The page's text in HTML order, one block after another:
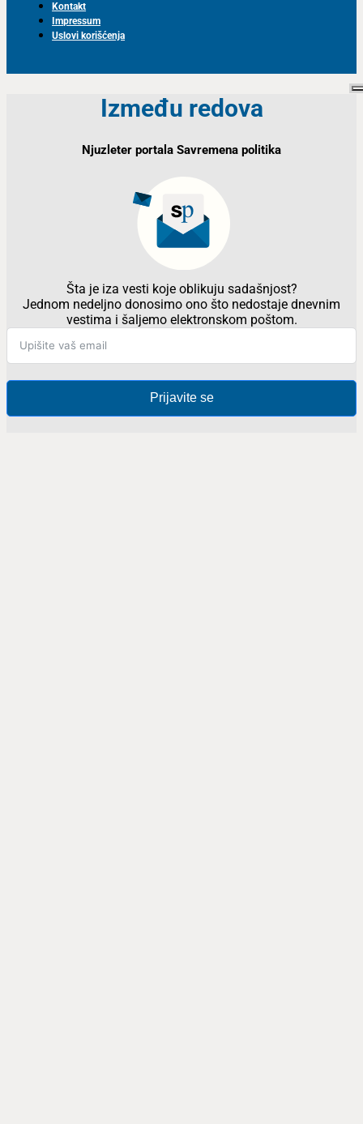
Kontakt
Impressum
Uslovi korišćenja
Između redova
Njuzleter portala Savremena politika
Šta je iza vesti koje oblikuju sadašnjost?
Jednom nedeljno donosimo ono što nedostaje dnevnim
vestima i šaljemo elektronskom poštom.
Prijavite se